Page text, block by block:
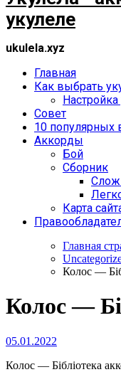
укулеле
ukulela.xyz
Главная
Как выбрать
Совет
10 популярных
Аккорды
Бой
Сборник
Карта
Главная
Колос —
Колос —
05.01.2022
Колос — Бiблiотека